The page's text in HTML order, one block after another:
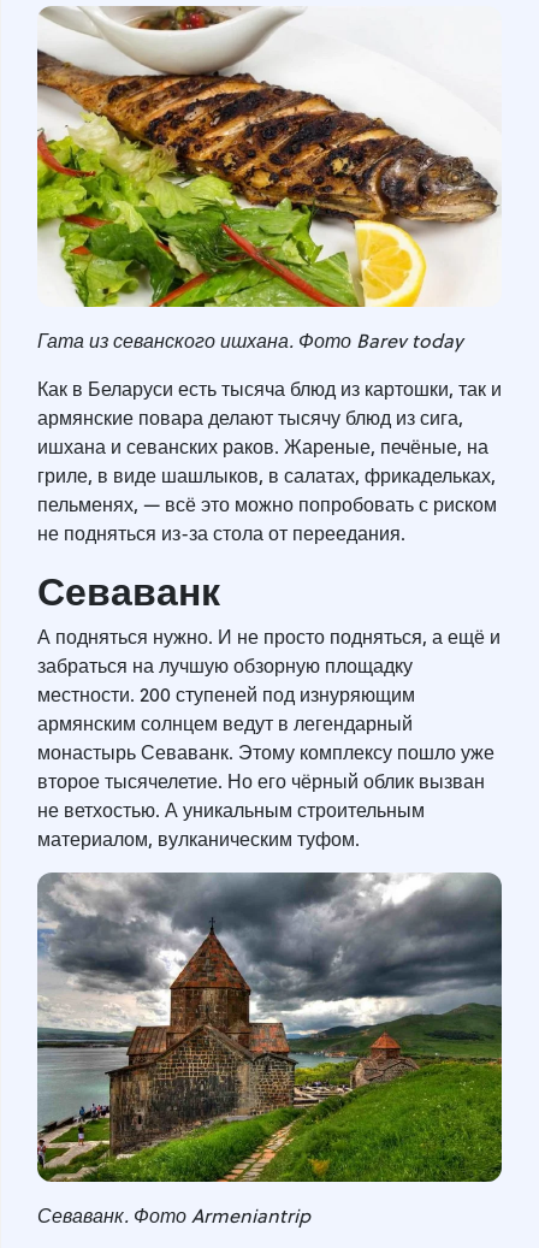
Гата из севанского ишхана. Фото Barev today
Как в Беларуси есть тысяча блюд из картошки, так и
армянские повара делают тысячу блюд из сига,
ишхана и севанских раков. Жареные, печёные, на
гриле, в виде шашлыков, в салатах, фрикадельках,
пельменях, — всё это можно попробовать с риском
не подняться из-за стола от переедания.
Севаванк
А подняться нужно. И не просто подняться, а ещё и
забраться на лучшую обзорную площадку
местности. 200 ступеней под изнуряющим
армянским солнцем ведут в легендарный
монастырь Севаванк. Этому комплексу пошло уже
второе тысячелетие. Но его чёрный облик вызван
не ветхостью. А уникальным строительным
материалом, вулканическим туфом.
Севаванк. Фото Armeniantrip